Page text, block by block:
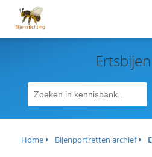
Ertsbijen
Home Bijenportretten archief